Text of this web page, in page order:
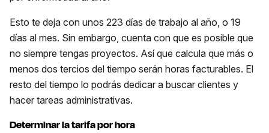
Esto te deja con unos 223 días de trabajo al año, o 19
días al mes. Sin embargo, cuenta con que es posible que
no siempre tengas proyectos. Así que calcula que más o
menos dos tercios del tiempo serán horas facturables. El
resto del tiempo lo podrás dedicar a buscar clientes y
hacer tareas administrativas.
Determinar la tarifa por hora